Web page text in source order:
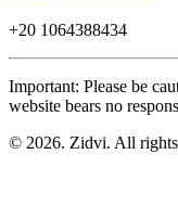
+20 1064388434
Important: Please be
website bears no
© 2026. Zidvi. All rights